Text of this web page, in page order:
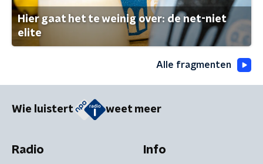
Hier gaat het te weinig over: de net-niet
elite
Alle fragmenten
Wie luistert weet meer
Radio Info